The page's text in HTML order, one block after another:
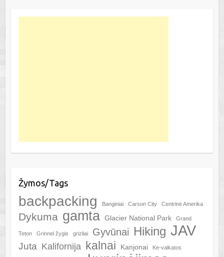
Žymos/Tags
backpacking Banginiai Carson City Centrinė Amerika
Dykuma gamta Glacier National Park Grand
Teton Grinnel žygis grizliai Gyvūnai Hiking JAV
Juta Kalifornija kalnai Kanjonai Ke-valkatos